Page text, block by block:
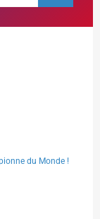
du Monde !